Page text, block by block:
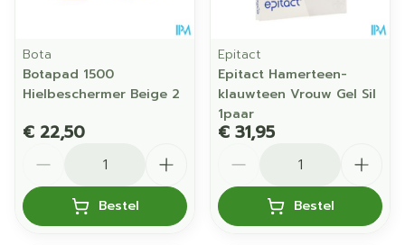
Bota
Botapad 1500
Hielbeschermer Beige 2
€ 22,50
Bestel
Epitact
Epitact Hamerteen-
klauwteen Vrouw Gel Sil
1paar
€ 31,95
Bestel